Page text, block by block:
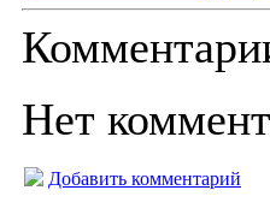
Нет
Добавить комментарий